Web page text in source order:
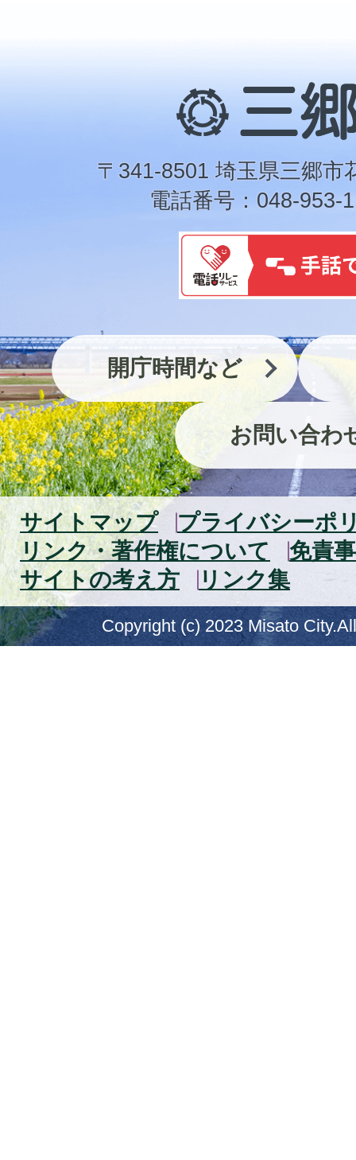
三
郷
市
〒341-8501 埼玉県三郷市
電話番号：048-953-
開庁時間など
お問い合わ
サイトマップ
プライバシーポ
リンク・著作権について
免責
サイトの考え方
リンク集
Copyright (c) 2023 Misato